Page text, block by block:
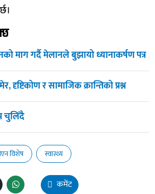
माग गर्दै मेलानले बुझायो ध्यानाकर्षण पत्र
दृष्टिकोण र सामाजिक क्रान्तिको प्रश्न
चुलिँदै
विशेष स्वास्थ्य
कमेंट